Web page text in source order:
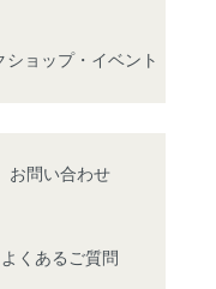
ショップ・イベント
お問い合わせ
よくあるご質問